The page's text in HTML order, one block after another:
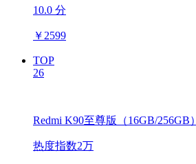
10.0 分
￥ 2599
TOP
26
Redmi K90至尊版（16GB/256GB）
热度指数2万